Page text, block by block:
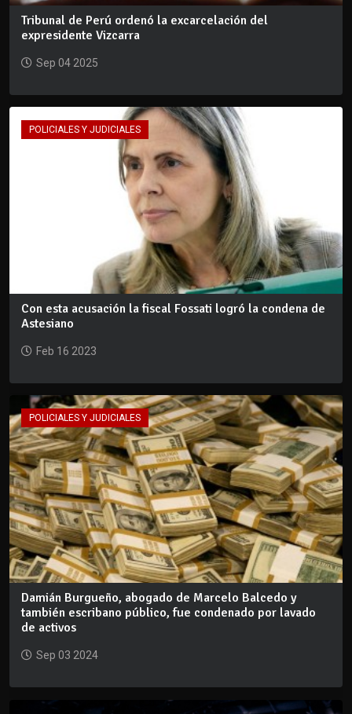
Tribunal de Perú ordenó la excarcelación del
expresidente Vizcarra
Sep 04 2025
POLICIALES Y JUDICIALES
Con esta acusación la fiscal Fossati logró la condena de
Astesiano
Feb 16 2023
POLICIALES Y JUDICIALES
Damián Burgueño, abogado de Marcelo Balcedo y
también escribano público, fue condenado por lavado
de activos
Sep 03 2024